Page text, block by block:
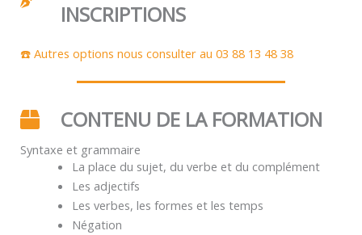
INSCRIPTIONS
☎️ Autres options nous consulter au 03 88 13 48 38
CONTENU DE LA FORMATION
Syntaxe et grammaire
La place du sujet, du verbe et du complément
Les adjectifs
Les verbes, les formes et les temps
Négation